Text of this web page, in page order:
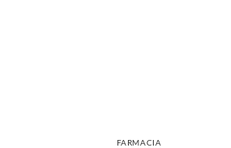
FARMACIA